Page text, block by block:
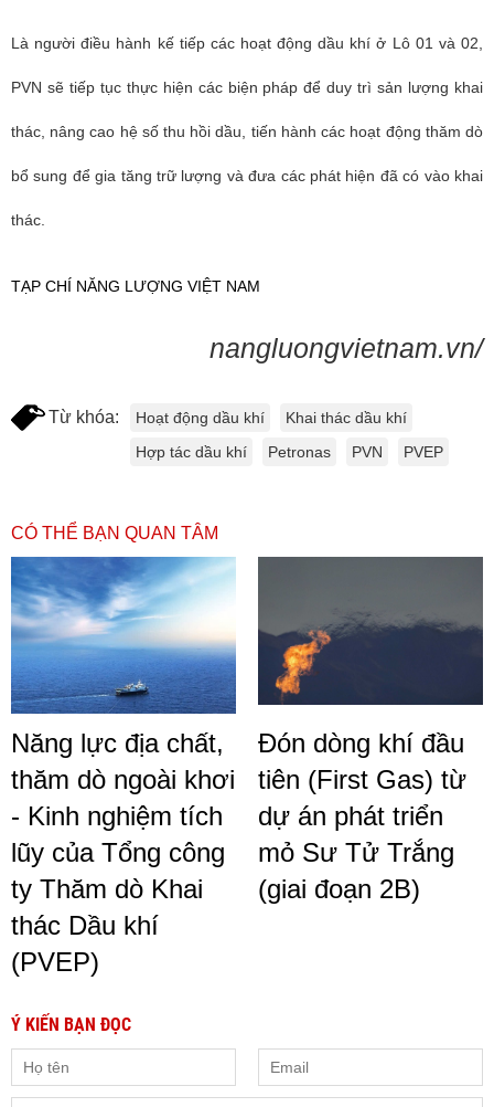
Là người điều hành kế tiếp các hoạt động dầu khí ở Lô 01 và 02,
PVN sẽ tiếp tục thực hiện các biện pháp để duy trì sản lượng khai
thác, nâng cao hệ số thu hồi dầu, tiến hành các hoạt động thăm dò
bổ sung để gia tăng trữ lượng và đưa các phát hiện đã có vào khai
thác.
TẠP CHÍ NĂNG LƯỢNG VIỆT NAM
nangluongvietnam.vn/
Từ khóa: Hoạt động dầu khí
Khai thác dầu khí
Hợp tác dầu khí
Petronas PVN PVEP
CÓ THỂ BẠN QUAN TÂM
Năng lực địa chất,
thăm dò ngoài khơi
- Kinh nghiệm tích
lũy của Tổng công
ty Thăm dò Khai
thác Dầu khí
(PVEP)
Đón dòng khí đầu
tiên (First Gas) từ
dự án phát triển
mỏ Sư Tử Trắng
(giai đoạn 2B)
Ý KIẾN BẠN ĐỌC